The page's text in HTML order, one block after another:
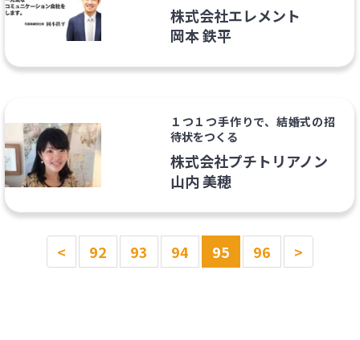
株式会社エレメント
岡本 鉄平
１つ１つ手作りで、結婚式の招
待状をつくる
株式会社プチトリアノン
山内 美穂
< 92 93 94 95 96 >